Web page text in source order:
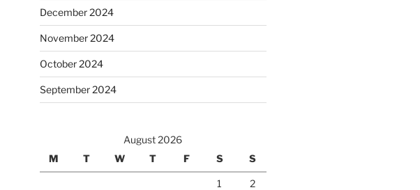
December 2024
November 2024
October 2024
September 2024
August 2026
M
T W T F S S
1
2